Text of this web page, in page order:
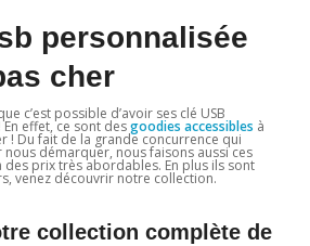
personnalisée
cher
c’est possible d’avoir ses clé USB
effet, ce sont desgoodies accessibles à
! Du fait de la grande concurrence qui
démarquer, nous faisons aussi ces
des prix très abordables. En plus ils sont
venez découvrir notre collection.
collection complète de